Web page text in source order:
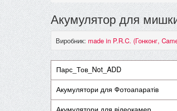
Акумулятор для
Виробник: made in P.R.C. (Гонконг,
Парс_Тов_Not_ADD
Акумулятори для Фотоапаратів